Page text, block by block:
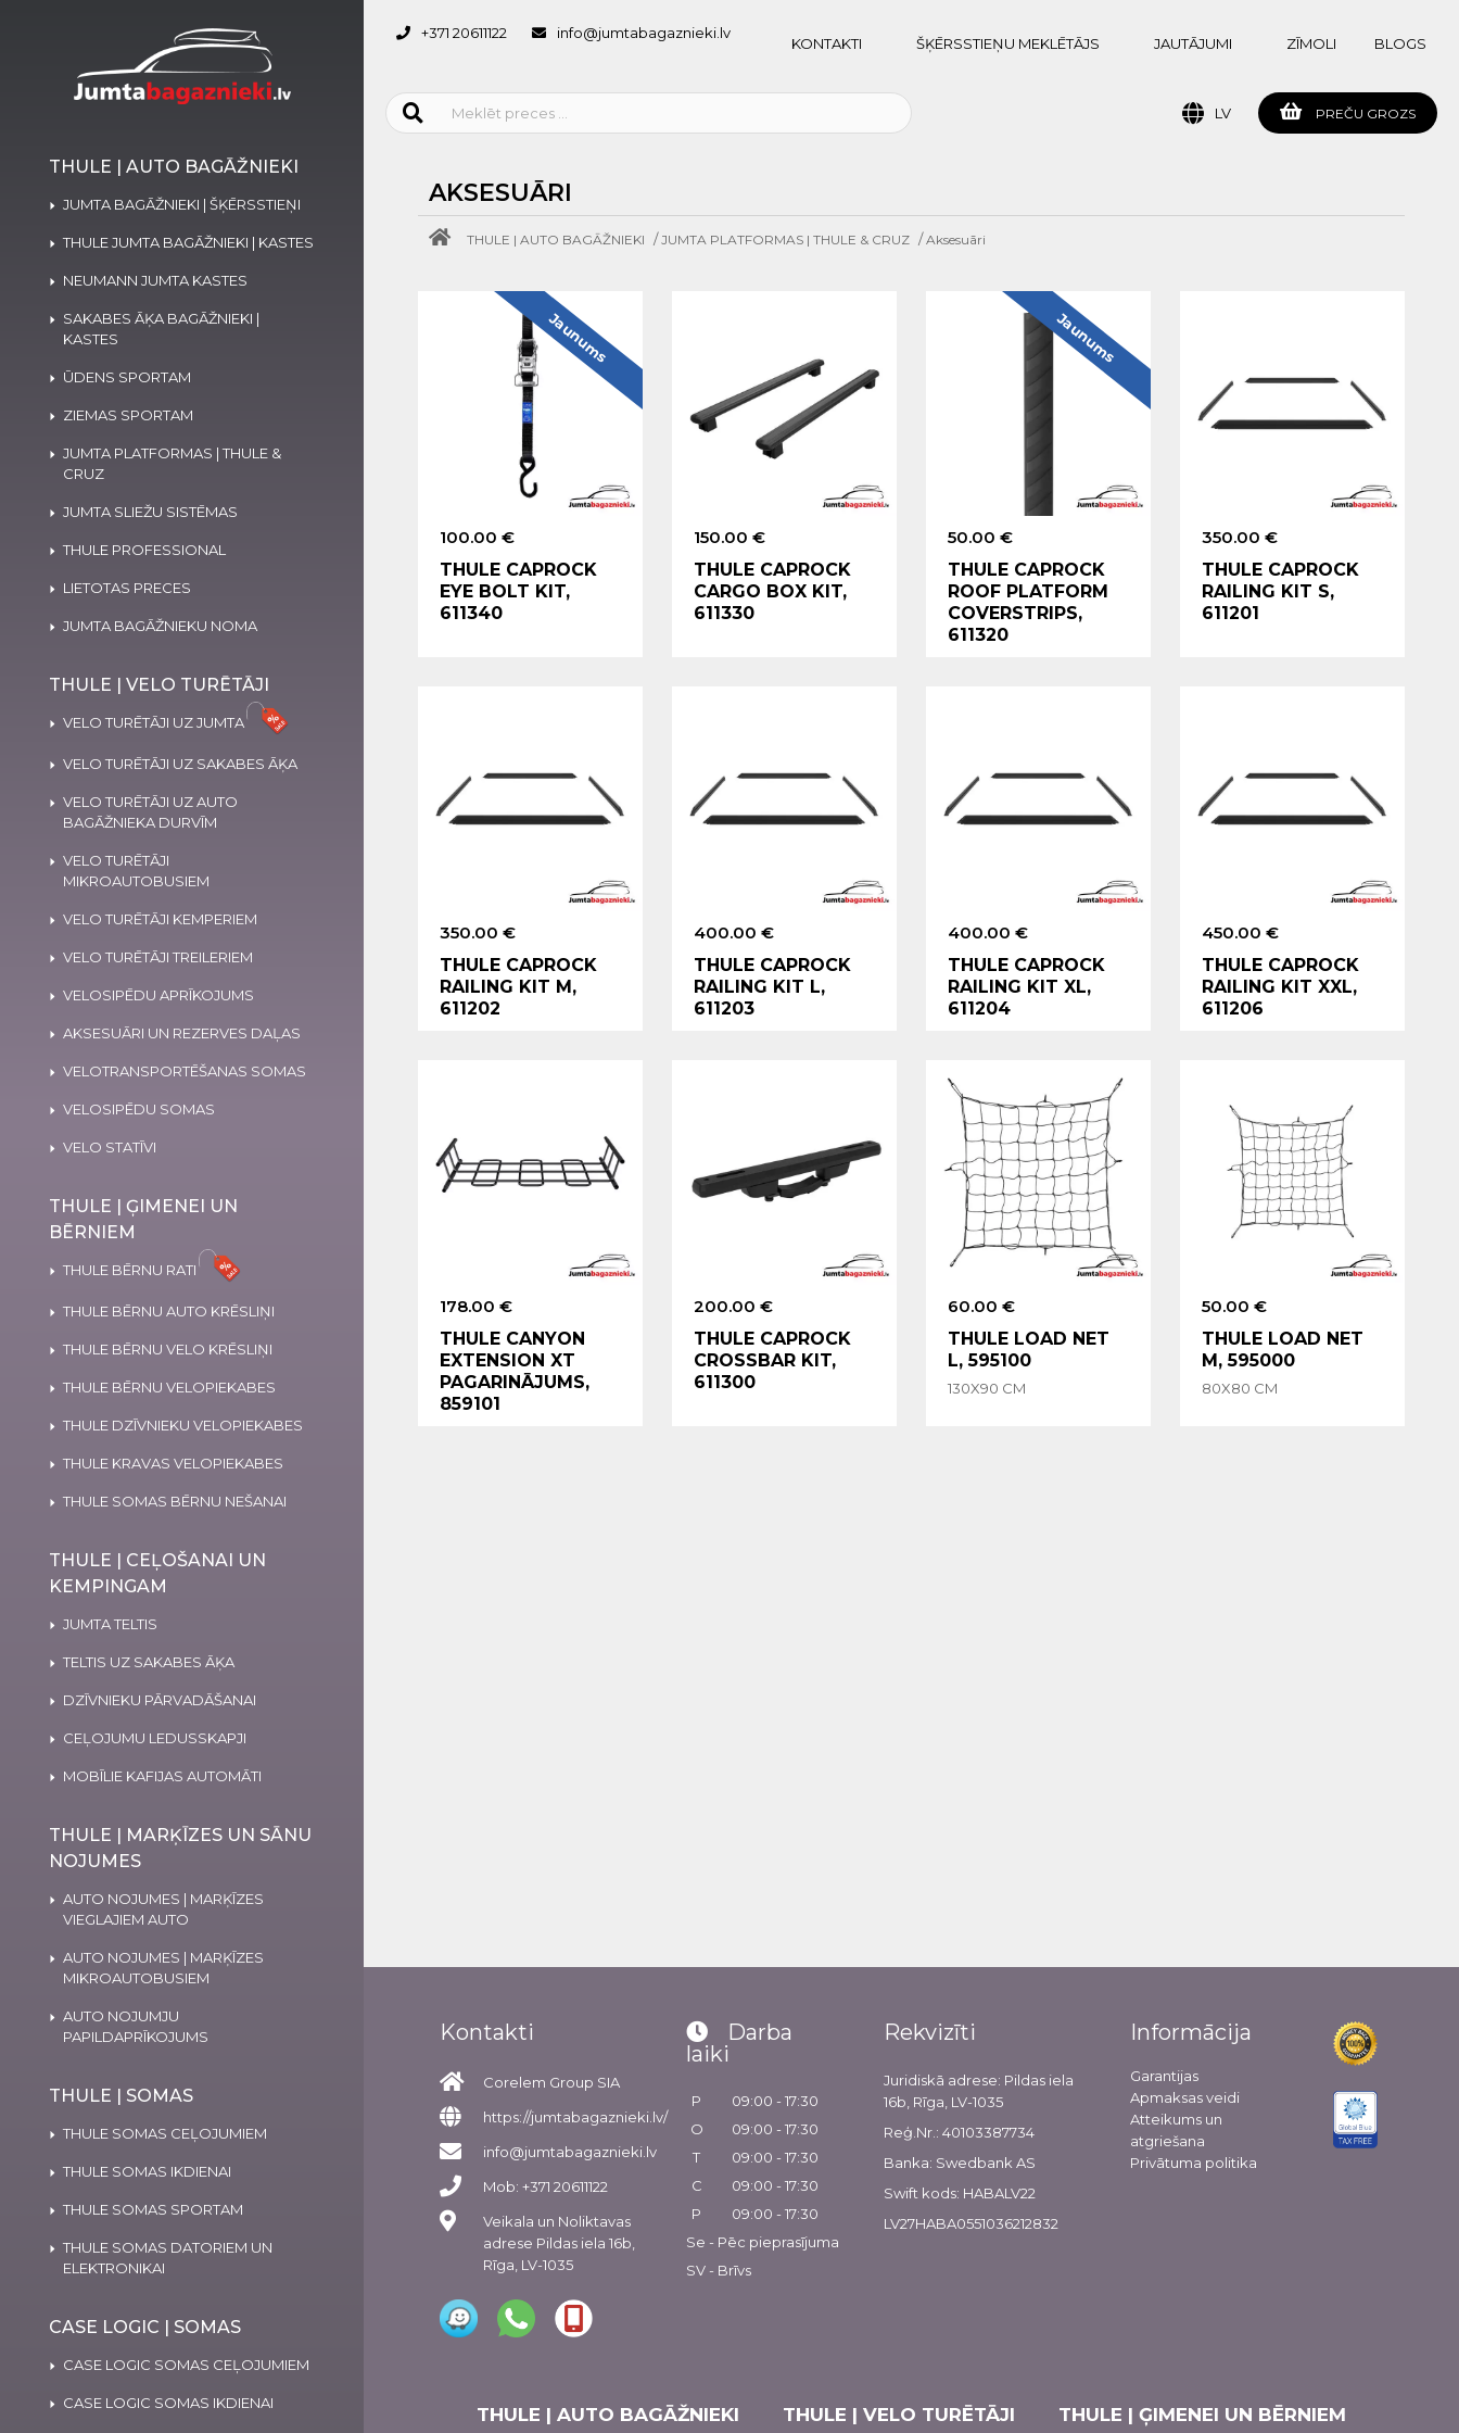
THULE | AUTO BAGĀŽNIEKI
JUMTA BAGĀŽNIEKI | ŠĶĒRSSTIEŅI
THULE JUMTA BAGĀŽNIEKI | KASTES
NEUMANN JUMTA KASTES
SAKABES ĀĶA BAGĀŽNIEKI |
KASTES
ŪDENS SPORTAM
ZIEMAS SPORTAM
JUMTA PLATFORMAS | THULE &
CRUZ
JUMTA SLIEŽU SISTĒMAS
THULE PROFESSIONAL
LIETOTAS PRECES
JUMTA BAGĀŽNIEKU NOMA
THULE | VELO TURĒTĀJI
VELO TURĒTĀJI UZ JUMTA
VELO TURĒTĀJI UZ SAKABES ĀĶA
VELO TURĒTĀJI UZ AUTO
BAGĀŽNIEKA DURVĪM
VELO TURĒTĀJI
MIKROAUTOBUSIEM
VELO TURĒTĀJI KEMPERIEM
VELO TURĒTĀJI TREILERIEM
VELOSIPĒDU APRĪKOJUMS
AKSESUĀRI UN REZERVES DAĻAS
VELOTRANSPORTĒŠANAS SOMAS
VELOSIPĒDU SOMAS
VELO STATĪVI
THULE | ĢIMENEI UN
BĒRNIEM
THULE BĒRNU RATI
THULE BĒRNU AUTO KRĒSLIŅI
THULE BĒRNU VELO KRĒSLIŅI
THULE BĒRNU VELOPIEKABES
THULE DZĪVNIEKU VELOPIEKABES
THULE KRAVAS VELOPIEKABES
THULE SOMAS BĒRNU NEŠANAI
THULE | CEĻOŠANAI UN
KEMPINGAM
JUMTA TELTIS
TELTIS UZ SAKABES ĀĶA
DZĪVNIEKU PĀRVADĀŠANAI
CEĻOJUMU LEDUSSKAPJI
MOBĪLIE KAFIJAS AUTOMĀTI
THULE | MARĶĪZES UN SĀNU
NOJUMES
AUTO NOJUMES | MARĶĪZES
VIEGLAJIEM AUTO
AUTO NOJUMES | MARĶĪZES
MIKROAUTOBUSIEM
AUTO NOJUMJU
PAPILDAPRĪKOJUMS
THULE | SOMAS
THULE SOMAS CEĻOJUMIEM
THULE SOMAS IKDIENAI
THULE SOMAS SPORTAM
THULE SOMAS DATORIEM UN
ELEKTRONIKAI
CASE LOGIC | SOMAS
CASE LOGIC SOMAS CEĻOJUMIEM
CASE LOGIC SOMAS IKDIENAI
+371 20611122 info@jumtabagaznieki.lv
KONTAKTI ŠĶĒRSSTIEŅU MEKLĒTĀJS JAUTĀJUMI ZĪMOLI BLOGS
PREČU GROZS
LV
AKSESUĀRI
THULE | AUTO BAGĀŽNIEKI /JUMTA PLATFORMAS | THULE & CRUZ /Aksesuāri
100.00 €
THULE CAPROCK
EYE BOLT KIT,
611340
Jaunums
150.00 €
THULE CAPROCK
CARGO BOX KIT,
611330
50.00 €
THULE CAPROCK
ROOF PLATFORM
COVERSTRIPS,
611320
Jaunums
350.00 €
THULE CAPROCK
RAILING KIT S,
611201
350.00 €
THULE CAPROCK
RAILING KIT M,
611202
400.00 €
THULE CAPROCK
RAILING KIT L,
611203
400.00 €
THULE CAPROCK
RAILING KIT XL,
611204
450.00 €
THULE CAPROCK
RAILING KIT XXL,
611206
178.00 €
THULE CANYON
EXTENSION XT
PAGARINĀJUMS,
859101
200.00 €
THULE CAPROCK
CROSSBAR KIT,
611300
60.00 €
THULE LOAD NET
L, 595100
130X90 CM
50.00 €
THULE LOAD NET
M, 595000
80X80 CM
Kontakti
Corelem Group SIA
https://jumtabagaznieki.lv/
info@jumtabagaznieki.lv
Mob: +371 20611122
Veikala un Noliktavas
adrese Pildas iela 16b,
Rīga, LV-1035
Darba
laiki
P
09:00 - 17:30
O
09:00 - 17:30
T
09:00 - 17:30
C
09:00 - 17:30
P
09:00 - 17:30
Se - Pēc pieprasījuma
SV - Brīvs
Rekvizīti
Juridiskā adrese: Pildas iela
16b, Rīga, LV-1035
Reģ.Nr.: 40103387734
Banka: Swedbank AS
Swift kods: HABALV22
LV27HABA0551036212832
Informācija
Garantijas
Apmaksas veidi
Atteikums un
atgriešana
Privātuma politika
THULE | AUTO BAGĀŽNIEKI THULE | VELO TURĒTĀJI THULE | ĢIMENEI UN BĒRNIEM